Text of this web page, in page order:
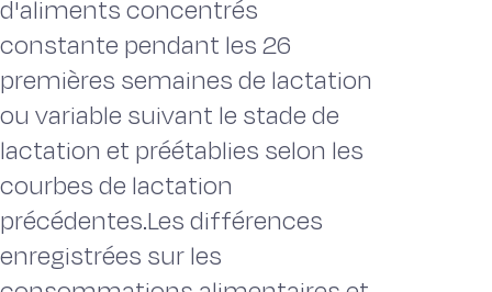
d'aliments concentrés
constante pendant les 26
premières semaines de lactation
ou variable suivant le stade de
lactation et préétablies selon les
courbes de lactation
précédentes.Les différences
enregistrées sur les